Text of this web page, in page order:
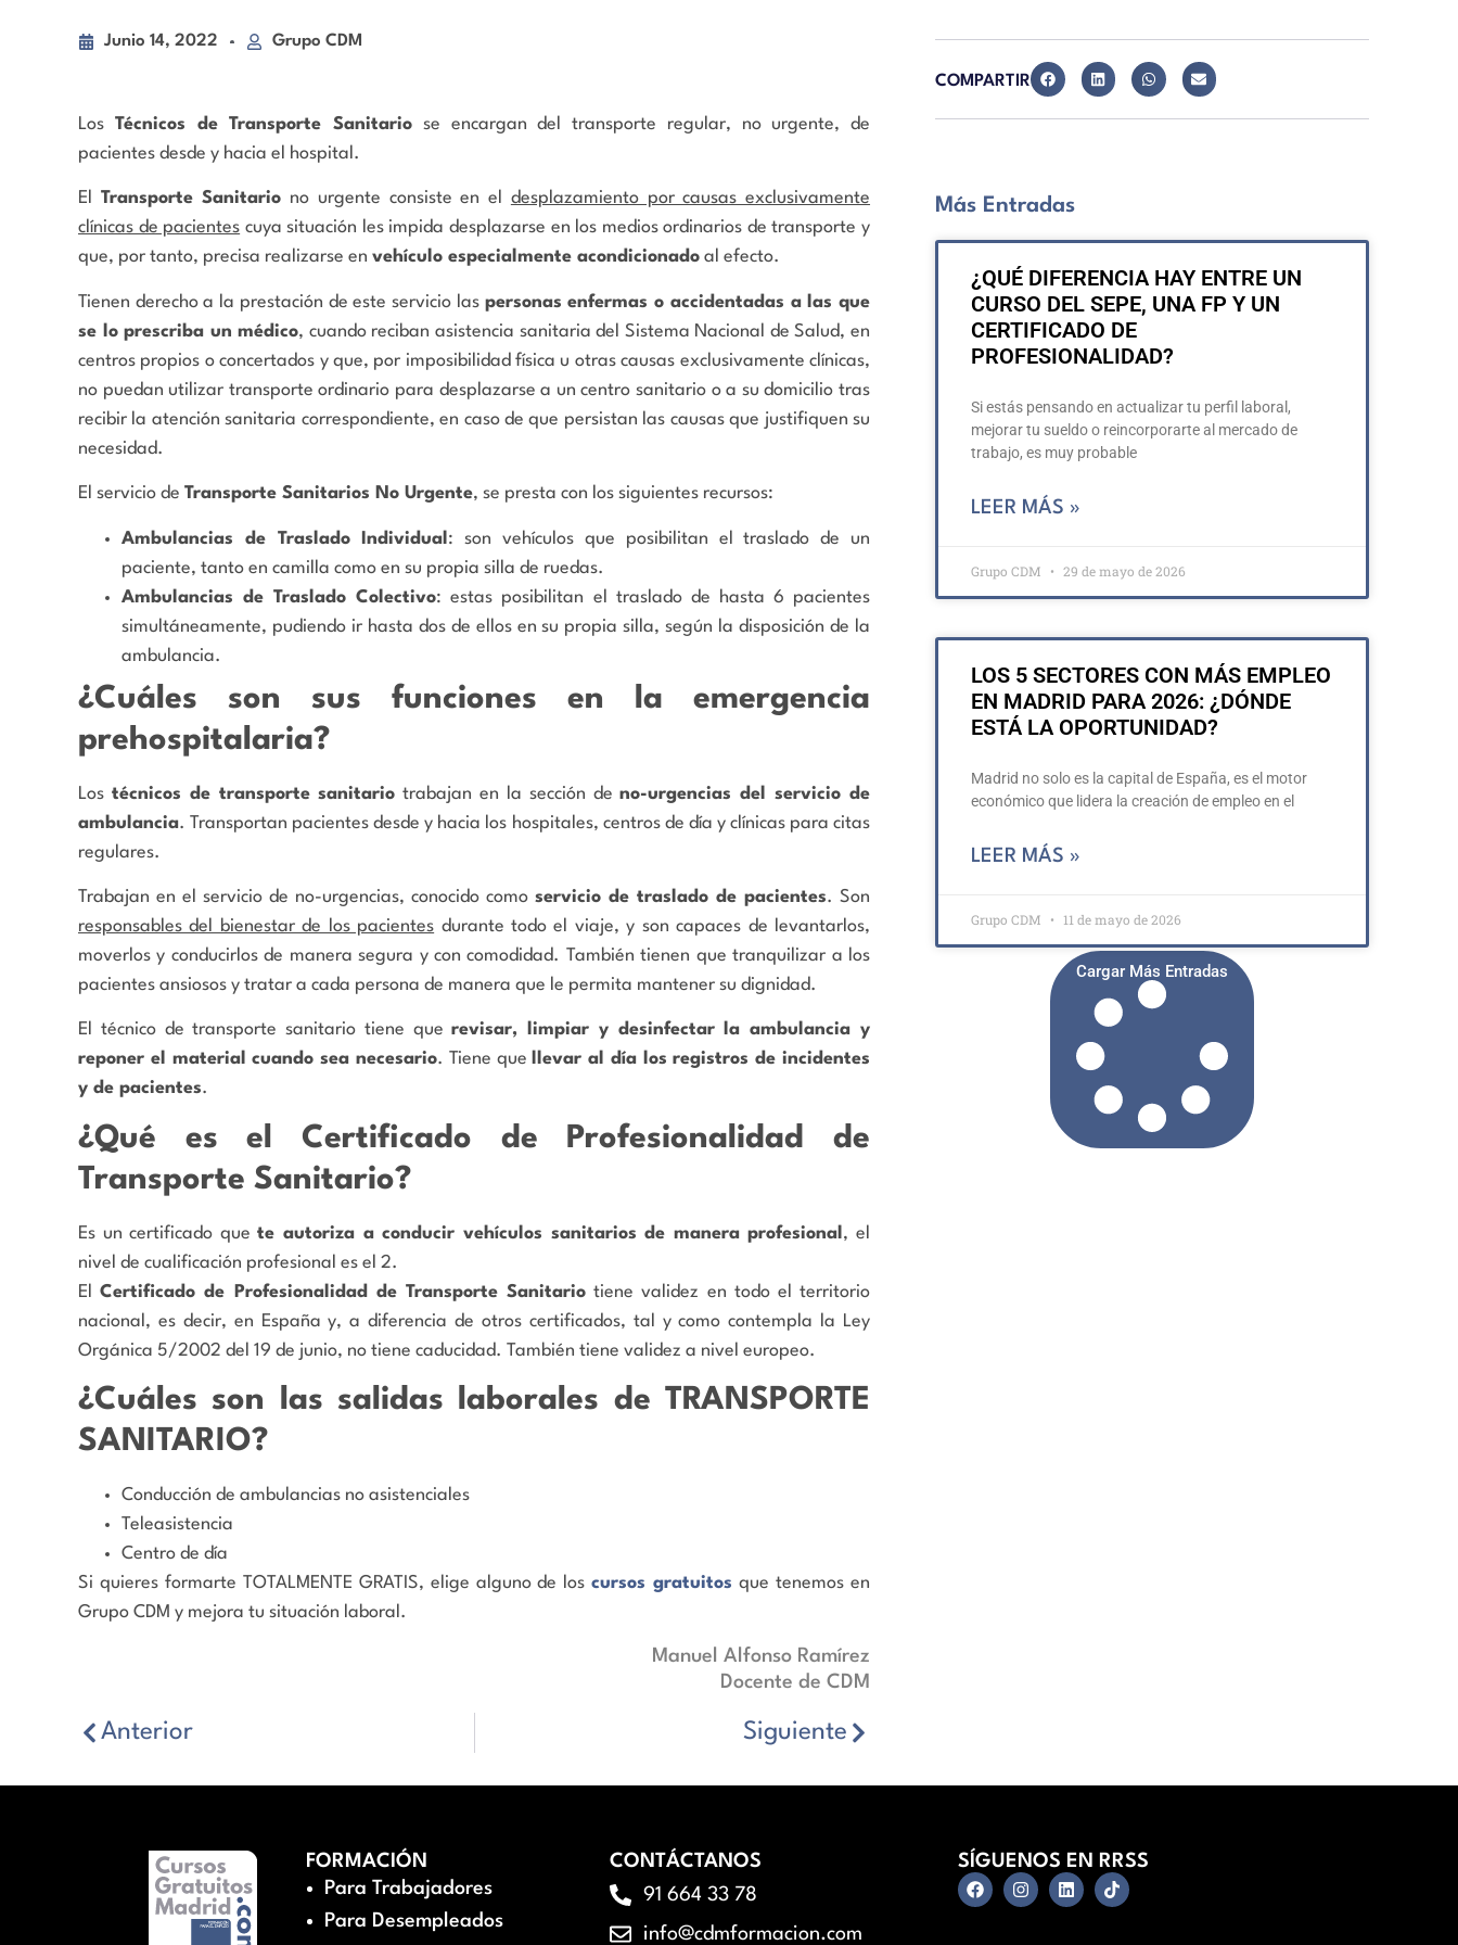
Junio 14, 2022 Grupo CDM
Los Técnicos de Transporte Sanitario se encargan del transporte regular, no urgente, de
pacientes desde y hacia el hospital.
El Transporte Sanitario no urgente consiste en el desplazamiento por causas exclusivamente
clínicas de pacientes cuya situación les impida desplazarse en los medios ordinarios de transporte y
que, por tanto, precisa realizarse en vehículo especialmente acondicionado al efecto.
Tienen derecho a la prestación de este servicio las personas enfermas o accidentadas a las que
se lo prescriba un médico, cuando reciban asistencia sanitaria del Sistema Nacional de Salud, en
centros propios o concertados y que, por imposibilidad física u otras causas exclusivamente clínicas,
no puedan utilizar transporte ordinario para desplazarse a un centro sanitario o a su domicilio tras
recibir la atención sanitaria correspondiente, en caso de que persistan las causas que justifiquen su
necesidad.
El servicio de Transporte Sanitarios No Urgente, se presta con los siguientes recursos:
Ambulancias de Traslado Individual : son vehículos que posibilitan el traslado de un
paciente, tanto en camilla como en su propia silla de ruedas.
Ambulancias de Traslado Colectivo: estas posibilitan el traslado de hasta 6 pacientes
simultáneamente, pudiendo ir hasta dos de ellos en su propia silla, según la disposición de la
ambulancia.
¿Cuáles son sus funciones en la emergencia
prehospitalaria?
Los técnicos de transporte sanitario trabajan en la sección deno-urgencias del servicio de
ambulancia. Transportan pacientes desde y hacia los hospitales, centros de día y clínicas para citas
regulares.
Trabajan en el servicio de no-urgencias, conocido como servicio de traslado de pacientes. Son
responsables del bienestar de los pacientes durante todo el viaje, y son capaces de levantarlos,
moverlos y conducirlos de manera segura y con comodidad. También tienen que tranquilizar a los
pacientes ansiosos y tratar a cada persona de manera que le permita mantener su dignidad.
El técnico de transporte sanitario tiene querevisar, limpiar y desinfectar la ambulancia y
reponer el material cuando sea necesario. Tiene que
llevar al día los registros de incidentes
y de pacientes.
¿Qué es el Certificado de Profesionalidad de
Transporte Sanitario?
Es un certificado quete autoriza a conducir vehículos sanitarios de manera profesional , el
nivel de cualificación profesional es el 2.
ElCertificado de Profesionalidad de Transporte Sanitario tiene validez en todo el territorio
nacional, es decir, en España y, a diferencia de otros certificados, tal y como contempla la Ley
Orgánica 5/2002 del 19 de junio, no tiene caducidad. También tiene validez a nivel europeo.
¿Cuáles son las salidas laborales de TRANSPORTE
SANITARIO?
Conducción de ambulancias no asistenciales
Teleasistencia
Centro de día
Si quieres formarte TOTALMENTE GRATIS, elige alguno de loscursos gratuitos que tenemos en
Grupo CDM y mejora tu situación laboral.
Manuel Alfonso Ramírez
Docente de CDM
Anterior Siguiente
COMPARTIR
Más Entradas
¿QUÉ DIFERENCIA HAY ENTRE UN
CURSO DEL SEPE, UNA FP Y UN
CERTIFICADO DE
PROFESIONALIDAD?
Si estás pensando en actualizar tu perfil laboral,
mejorar tu sueldo o reincorporarte al mercado de
trabajo, es muy probable
LEER MÁS »
Grupo CDM 29 de mayo de 2026
LOS 5 SECTORES CON MÁS EMPLEO
EN MADRID PARA 2026: ¿DÓNDE
ESTÁ LA OPORTUNIDAD?
Madrid no solo es la capital de España, es el motor
económico que lidera la creación de empleo en el
LEER MÁS »
Grupo CDM 11 de mayo de 2026
Cargar Más Entradas
FORMACIÓN
Para Trabajadores
Para Desempleados
CONTÁCTANOS
91 664 33 78
info@cdmformacion.com
SÍGUENOS EN RRSS